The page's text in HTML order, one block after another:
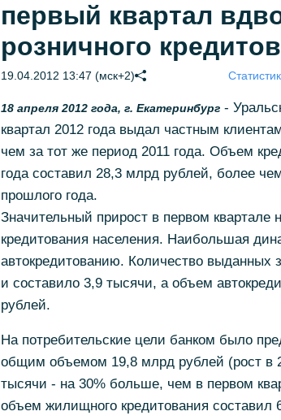
первый квартал
розничного
19.04.2012 13:47 (мск+2)
18 апреля 2012 года, г. Екатеринбург-
квартал 2012 года выдал частным
чем за тот же период 2011 года. Объем
года составил 28,3 млрд рублей, более
прошлого года.
Значительный прирост в первом
кредитования населения. Наибольшая
автокредитованию. Количество выданных
и составило 3,9 тысячи, а объем
рублей.
На потребительские цели банком было
общим объемом 19,8 млрд рублей (рост в
тысячи - на 30% больше, чем в первом
объем жилищного кредитования составил